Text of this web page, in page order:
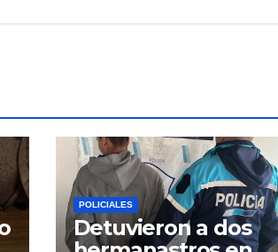
POLICIALES
Detuvieron a dos